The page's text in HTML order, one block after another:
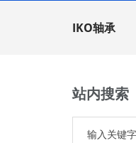
IKO轴承
站内搜索